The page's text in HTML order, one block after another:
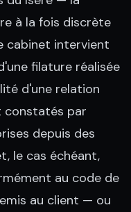
à la fois discrète
cabinet intervient
filature réalisée
d'une relation
constatés par
depuis des
le cas échéant,
au code de
au client — ou